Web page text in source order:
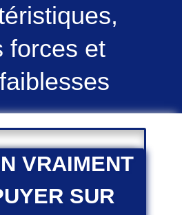
forces et
VRAIMENT
SUR